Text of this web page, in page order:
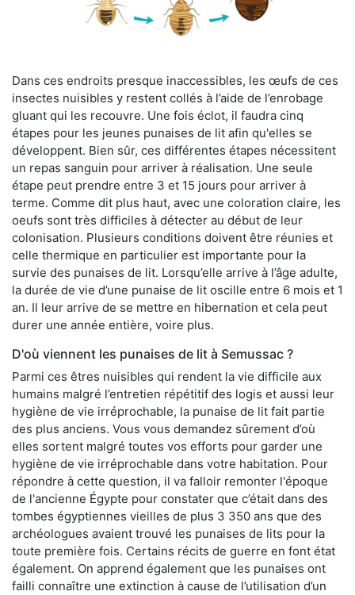
Dans ces endroits presque inaccessibles, les œufs de ces
insectes nuisibles y restent collés à l’aide de l’enrobage
gluant qui les recouvre. Une fois éclot, il faudra cinq
étapes pour les jeunes punaises de lit afin qu'elles se
développent. Bien sûr, ces différentes étapes nécessitent
un repas sanguin pour arriver à réalisation. Une seule
étape peut prendre entre 3 et 15 jours pour arriver à
terme. Comme dit plus haut, avec une coloration claire, les
oeufs sont très difficiles à détecter au début de leur
colonisation. Plusieurs conditions doivent être réunies et
celle thermique en particulier est importante pour la
survie des punaises de lit. Lorsqu’elle arrive à l’âge adulte,
la durée de vie d’une punaise de lit oscille entre 6 mois et 1
an. Il leur arrive de se mettre en hibernation et cela peut
durer une année entière, voire plus.
D'où viennent les punaises de lit à Semussac ?
Parmi ces êtres nuisibles qui rendent la vie difficile aux
humains malgré l’entretien répétitif des logis et aussi leur
hygiène de vie irréprochable, la punaise de lit fait partie
des plus anciens. Vous vous demandez sûrement d’où
elles sortent malgré toutes vos efforts pour garder une
hygiène de vie irréprochable dans votre habitation. Pour
répondre à cette question, il va falloir remonter l'époque
de l'ancienne Égypte pour constater que c’était dans des
tombes égyptiennes vieilles de plus 3 350 ans que des
archéologues avaient trouvé les punaises de lits pour la
toute première fois. Certains récits de guerre en font état
également. On apprend également que les punaises ont
failli connaître une extinction à cause de l’utilisation d’un